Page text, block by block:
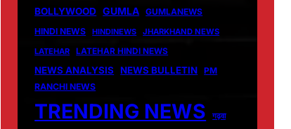
BOLLYWOOD GUMLA
GUMLANEWS
HINDI NEWS
HINDINEWS
JHARKHAND NEWS
LATEHAR
LATEHAR HINDI NEWS
NEWS ANALYSIS NEWS BULLETIN
PM
RANCHI NEWS
TRENDING NEWS
गढ़वा